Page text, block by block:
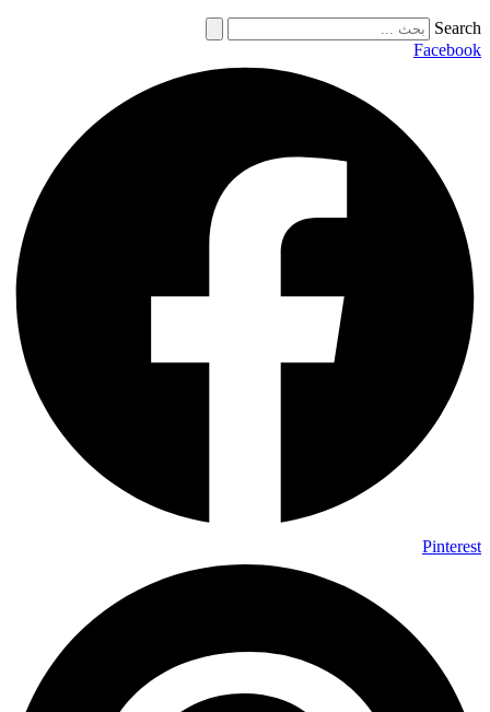
Search
Facebook
Pinterest